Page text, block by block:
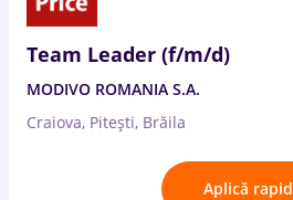
Team Leader (f/m/d)
MODIVO ROMANIA S.A.
Craiova, Pitești, Brăila
Aplică rapid